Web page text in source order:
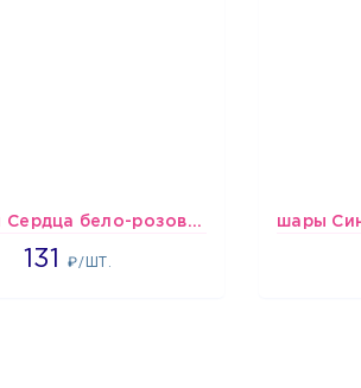
Шарики Сердца бело-розово-красные
131₽/ШТ.
2660